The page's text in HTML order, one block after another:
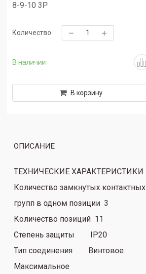
В наличии
8-9-10 3P
Количество
В корзину
ОПИСАНИЕ
ТЕХНИЧЕСКИЕ ХАРАКТЕРИСТИКИ
Количество замкнутых контактных
групп в одном позиции 3
Количество позиций 11
Степень защиты IP20
Тип соединения Винтовое
Максимальное